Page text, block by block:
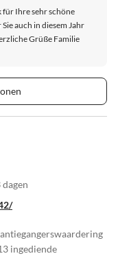
für Ihre sehr schöne
auch in diesem Jahr
Grüße Familie
ingediende